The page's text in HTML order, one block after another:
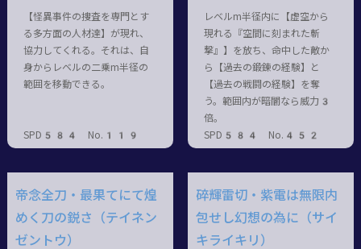
【怪異事件の捜査を専門とす
る多方面の人材達】が現れ、
協力してくれる。それは、自
身からレベルの二乗m半径の
範囲を移動できる。
SPD584 No.119
レベルm半径内に【虚空から
現れる『空間に刻まれた斬
撃』】を放ち、命中した敵か
ら【過去の鍛錬の経験】と
【過去の戦闘の経験】を奪
う。範囲内が暗闇なら威力3
倍。
SPD584 No.452
帝念全刀・最果てにて煌
めく刀の鋭さ（テイネン
ゼントウ）
碎輝雷切・紫電は無限内
包せし幻想の為に（サイ
キライキリ）